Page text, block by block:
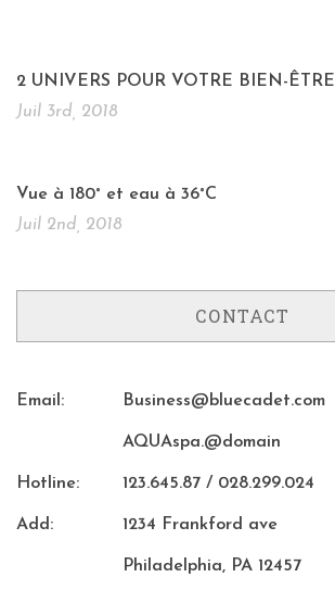
2 UNIVERS POUR VOTRE BIEN-ÊTRE
Juil 3rd, 2018
Vue à 180° et eau à 36°C
Juil 2nd, 2018
CONTACT
Email: Business@bluecadet.com
AQUAspa.@domain
Hotline: 123.645.87 / 028.299.024
Add: 1234 Frankford ave
Philadelphia, PA 12457